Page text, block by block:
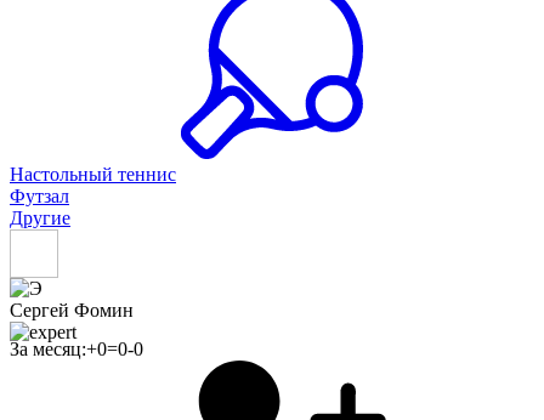
Настольный теннис
Футзал
Другие
Сергей Фомин
За месяц:+0=0-0